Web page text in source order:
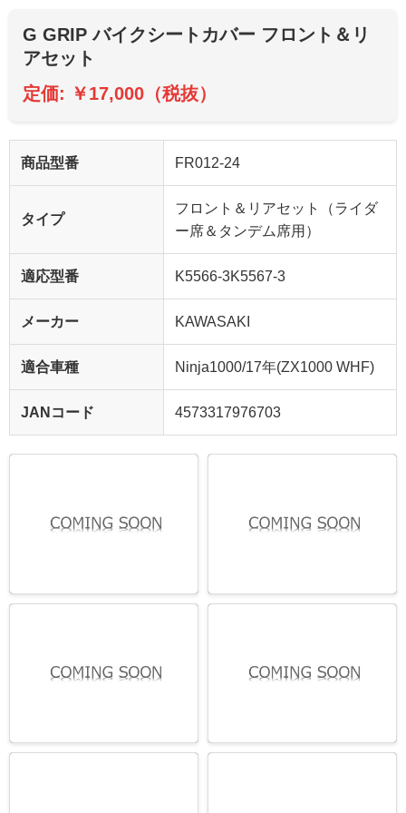
G GRIP バイクシートカバー フロント＆リ
アセット
定価: ￥17,000（税抜）
商品型番 FR012-24
タイプ
フロント＆リアセット（ライダ
ー席＆タンデム席用）
適応型番 K5566-3K5567-3
メーカー KAWASAKI
適合車種 Ninja1000/17年(ZX1000 WHF)
JANコード 4573317976703